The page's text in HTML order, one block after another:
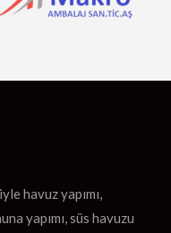
havuz yapımı,
yapımı, süs havuzu